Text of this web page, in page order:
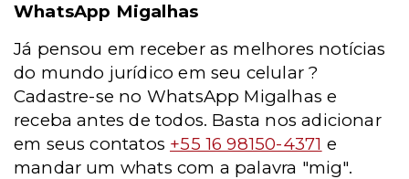
WhatsApp Migalhas
Já pensou em receber as melhores notícias
do mundo jurídico em seu celular ?
Cadastre-se no WhatsApp Migalhas e
receba antes de todos. Basta nos adicionar
em seus contatos +55 16 98150-4371 e
mandar um whats com a palavra "mig".